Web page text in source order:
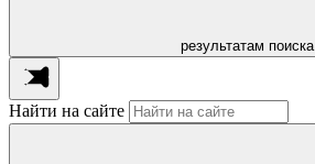
результатам поиска
Найти на сайте